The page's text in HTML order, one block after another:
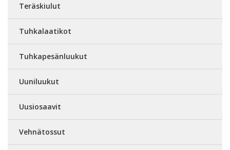
Teräskiulut
Tuhkalaatikot
Tuhkapesänluukut
Uuniluukut
Uusiosaavit
Vehnätossut